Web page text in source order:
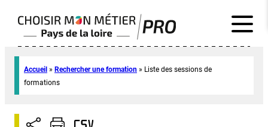
Accueil » Rechercher une formation » Liste des sessions de
formations